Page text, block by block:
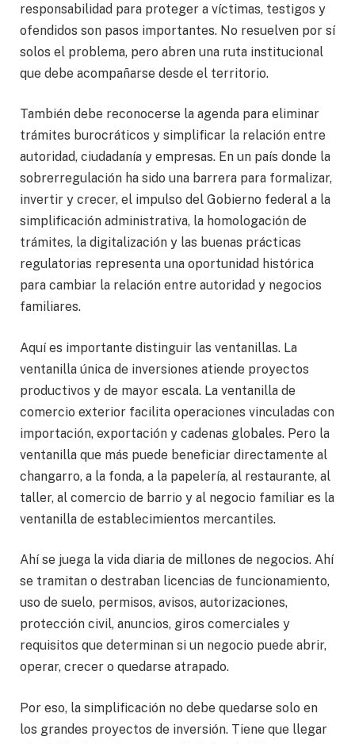
responsabilidad para proteger a víctimas, testigos y
ofendidos son pasos importantes. No resuelven por sí
solos el problema, pero abren una ruta institucional
que debe acompañarse desde el territorio.
También debe reconocerse la agenda para eliminar
trámites burocráticos y simplificar la relación entre
autoridad, ciudadanía y empresas. En un país donde la
sobrerregulación ha sido una barrera para formalizar,
invertir y crecer, el impulso del Gobierno federal a la
simplificación administrativa, la homologación de
trámites, la digitalización y las buenas prácticas
regulatorias representa una oportunidad histórica
para cambiar la relación entre autoridad y negocios
familiares.
Aquí es importante distinguir las ventanillas. La
ventanilla única de inversiones atiende proyectos
productivos y de mayor escala. La ventanilla de
comercio exterior facilita operaciones vinculadas con
importación, exportación y cadenas globales. Pero la
ventanilla que más puede beneficiar directamente al
changarro, a la fonda, a la papelería, al restaurante, al
taller, al comercio de barrio y al negocio familiar es la
ventanilla de establecimientos mercantiles.
Ahí se juega la vida diaria de millones de negocios. Ahí
se tramitan o destraban licencias de funcionamiento,
uso de suelo, permisos, avisos, autorizaciones,
protección civil, anuncios, giros comerciales y
requisitos que determinan si un negocio puede abrir,
operar, crecer o quedarse atrapado.
Por eso, la simplificación no debe quedarse solo en
los grandes proyectos de inversión. Tiene que llegar